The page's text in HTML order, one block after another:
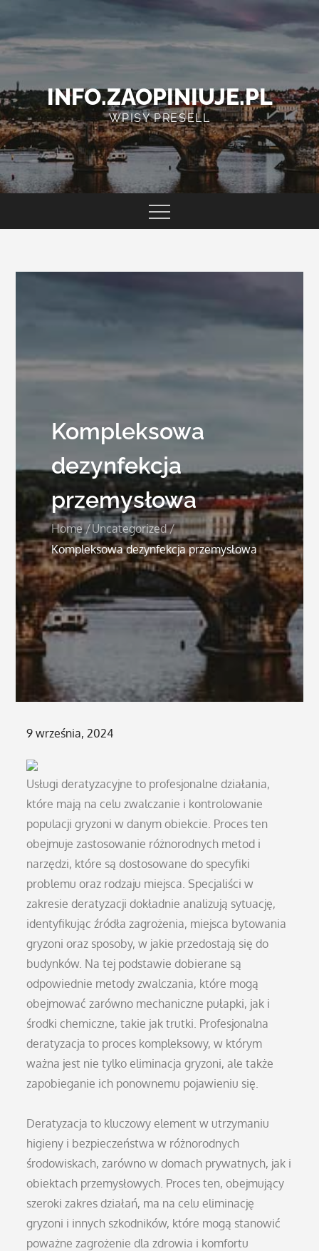
content
INFO.ZAOPINIUJE.PL
WPISY PRESELL
Kompleksowa
dezynfekcja
przemysłowa
Home
Uncategorized
Kompleksowa dezynfekcja przemysłowa
Posted
9 września, 2024
Usługi deratyzacyjne to profesjonalne działania,
które mają na celu zwalczanie i kontrolowanie
populacji gryzoni w danym obiekcie. Proces ten
obejmuje zastosowanie różnorodnych metod i
narzędzi, które są dostosowane do specyfiki
problemu oraz rodzaju miejsca. Specjaliści w
zakresie deratyzacji dokładnie analizują sytuację,
identyfikując źródła zagrożenia, miejsca bytowania
gryzoni oraz sposoby, w jakie przedostają się do
budynków. Na tej podstawie dobierane są
odpowiednie metody zwalczania, które mogą
obejmować zarówno mechaniczne pułapki, jak i
środki chemiczne, takie jak trutki. Profesjonalna
deratyzacja to proces kompleksowy, w którym
ważna jest nie tylko eliminacja gryzoni, ale także
zapobieganie ich ponownemu pojawieniu się.
Deratyzacja to kluczowy element w utrzymaniu
higieny i bezpieczeństwa w różnorodnych
środowiskach, zarówno w domach prywatnych, jak i
obiektach przemysłowych. Proces ten, obejmujący
szeroki zakres działań, ma na celu eliminację
gryzoni i innych szkodników, które mogą stanowić
poważne zagrożenie dla zdrowia i komfortu